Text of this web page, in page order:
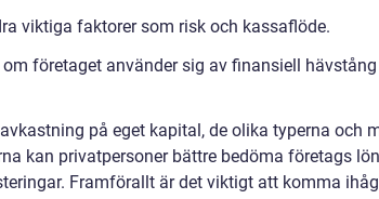
viktiga faktorer som risk och kassaflöde.
företaget använder sig av finansiell
på eget kapital, de olika typerna och
kan privatpersoner bättre bedöma företags
Framförallt är det viktigt att komma